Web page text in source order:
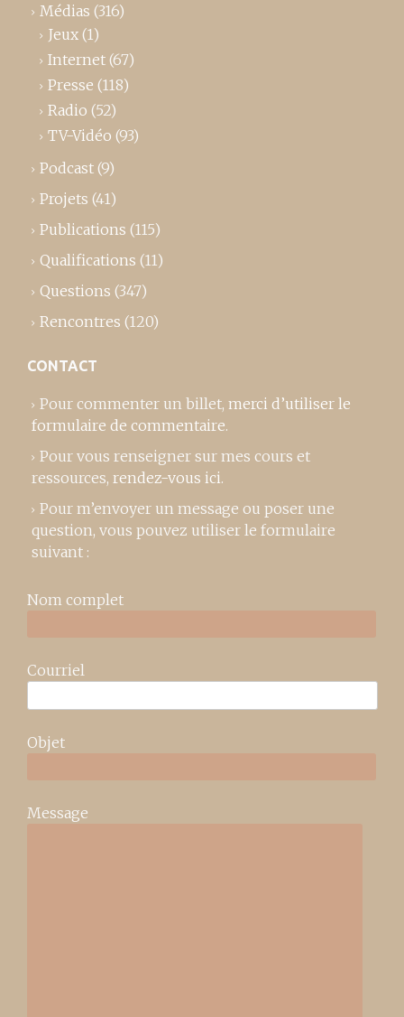
Médias (316)
Jeux (1)
Internet (67)
Presse (118)
Radio (52)
TV-Vidéo (93)
Podcast (9)
Projets (41)
Publications (115)
Qualifications (11)
Questions (347)
Rencontres (120)
CONTACT
Pour commenter un billet, merci d’utiliser le
formulaire de commentaire.
Pour vous renseigner sur mes cours et
ressources, rendez-vous ici.
Pour m’envoyer un message ou poser une
question, vous pouvez utiliser le formulaire
suivant :
Nom complet
Courriel
Objet
Message